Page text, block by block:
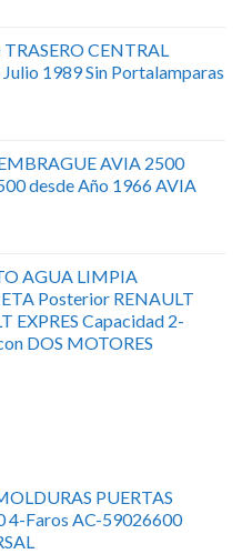
CENTRAL
1989 Sin Portalamparas
AVIA 2500
desde Año 1966 AVIA
AGUA LIMPIA
Posterior RENAULT
EXPRES Capacidad 2-
DOS MOTORES
PUERTAS
4-Faros AC-59026600